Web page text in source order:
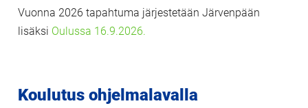
Vuonna 2026 tapahtuma järjestetään Järvenpään
lisäksi Oulussa 16.9.2026.
Koulutus ohjelmalavalla